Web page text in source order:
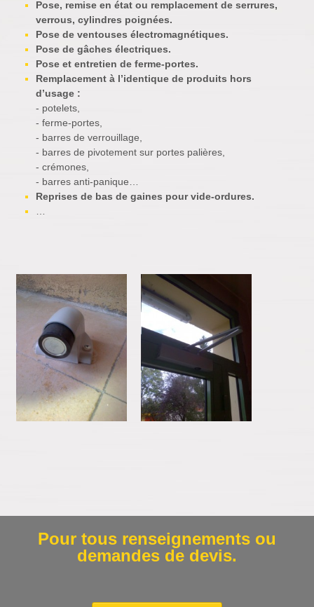
Pose, remise en état ou remplacement de serrures,
verrous, cylindres poignées.
Pose de ventouses électromagnétiques.
Pose de gâches électriques.
Pose et entretien de ferme-portes.
Remplacement à l’identique de produits hors
d’usage :
- potelets,
- ferme-portes,
- barres de verrouillage,
- barres de pivotement sur portes palières,
- crémones,
- barres anti-panique…
Reprises de bas de gaines pour vide-ordures.
Pour tous renseignements ou
demandes de devis.